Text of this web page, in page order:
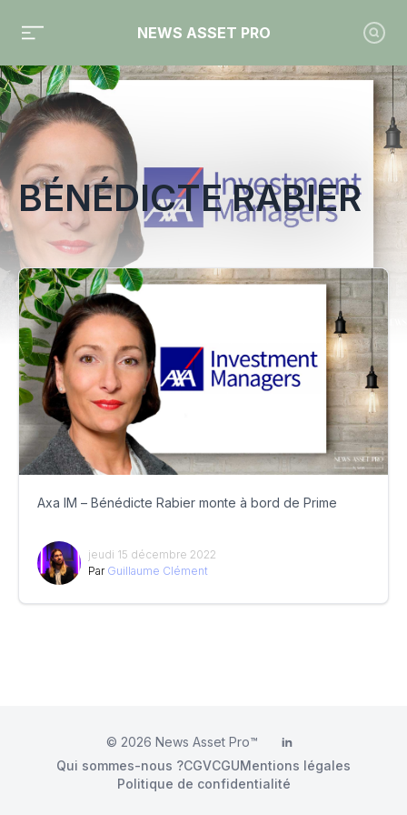
NEWS ASSET PRO
Toute l'actualité sur le tag "Bénédicte Rabier"
BÉNÉDICTE RABIER
Axa IM – Bénédicte Rabier monte à bord de Prime
jeudi 15 décembre 2022
Par Guillaume Clément
© 2026 News Asset Pro™ LinkedIn
Qui sommes-nous ?CGVCGUMentions légales
Politique de confidentialité